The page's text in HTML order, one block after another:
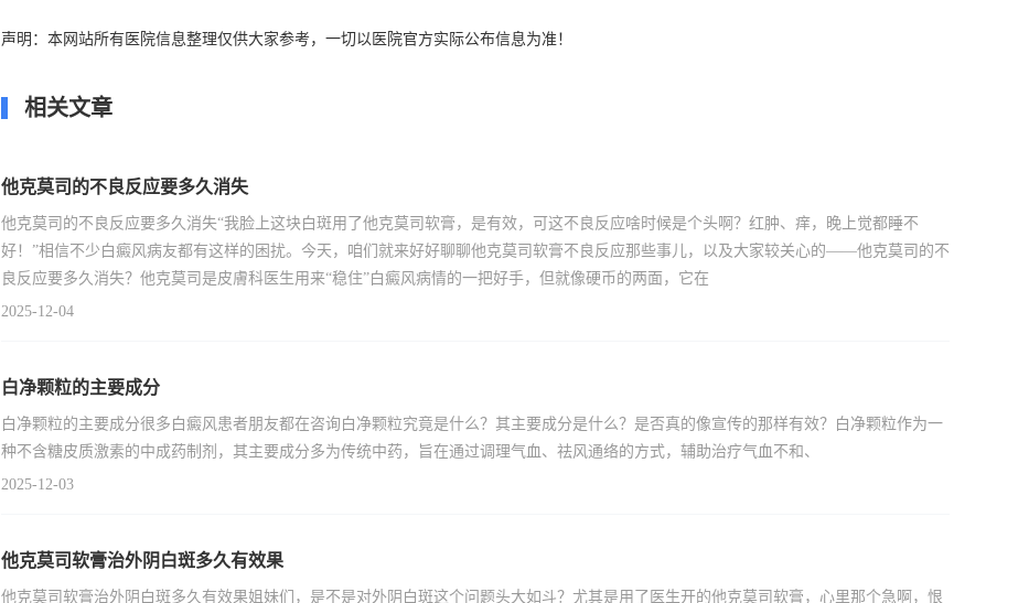
声明：本网站所有医院信息整理仅供大家参考，一切以医院官方实际公布信息为准！
相关文章
他克莫司的不良反应要多久消失
他克莫司的不良反应要多久消失“我脸上这块白斑用了他克莫司软膏，是有效，可这不良反应啥时候是个头啊？红肿、痒，晚上觉都睡不
好！”相信不少白癜风病友都有这样的困扰。今天，咱们就来好好聊聊他克莫司软膏不良反应那些事儿，以及大家较关心的——他克莫司的不
良反应要多久消失？他克莫司是皮膚科医生用来“稳住”白癜风病情的一把好手，但就像硬币的两面，它在
2025-12-04
白净颗粒的主要成分
白净颗粒的主要成分很多白癜风患者朋友都在咨询白净颗粒究竟是什么？其主要成分是什么？是否真的像宣传的那样有效？白净颗粒作为一
种不含糖皮质激素的中成药制剂，其主要成分多为传统中药，旨在通过调理气血、祛风通络的方式，辅助治疗气血不和、
2025-12-03
他克莫司软膏治外阴白斑多久有效果
他克莫司软膏治外阴白斑多久有效果姐妹们，是不是对外阴白斑这个问题头大如斗？尤其是用了医生开的他克莫司软膏，心里那个急啊，恨